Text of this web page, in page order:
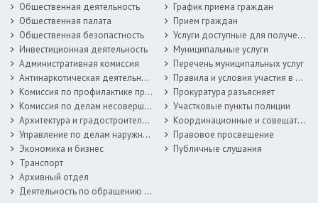
Общественная деятельность
Общественная палата
Общественная безопастность
Инвестиционная деятельность
Административная комиссия
Антинаркотическая деятельность
Комиссия по профилактике правонарушений
Комиссия по делам несовершеннолетних
Архитектура и градостроительство
Управление по делам наружной рекламы
Экономика и бизнес
Транспорт
Архивный отдел
Деятельность по обращению с животными без владельцев
График приема граждан
Прием граждан
Услуги доступные для получения в электронной форме
Муниципальные услуги
Перечень муниципальных услуг
Правила и условия участия в жилищных программах
Прокуратура разъясняет
Участковые пункты полиции
Координационные и совещательные органы
Правовое просвещение
Публичные слушания